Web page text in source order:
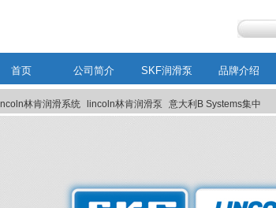
首页 公司简介 SKF润滑泵 品牌介绍
林肯润滑系统 lincoln林肯润滑泵 意大利B Systems集中
系统